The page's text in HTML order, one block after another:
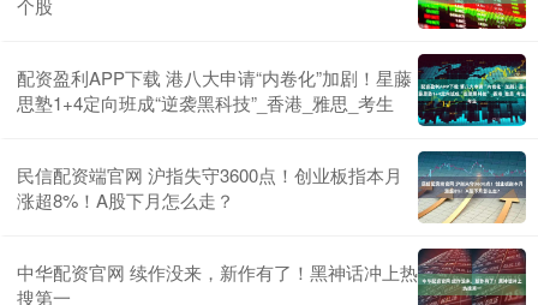
个股
配资盈利APP下载 港八大申请“内卷化”加剧！星藤
思塾1+4定向班成“逆袭黑科技”_香港_雅思_考生
民信配资端官网 沪指失守3600点！创业板指本月
涨超8%！A股下月怎么走？
中华配资官网 续作没来，新作有了！黑神话冲上热
搜第一